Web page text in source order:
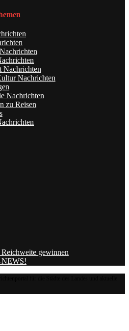
Nachrichten
Nachrichten
Nachrichten
zu Reisen
gewinnen
NEWS!